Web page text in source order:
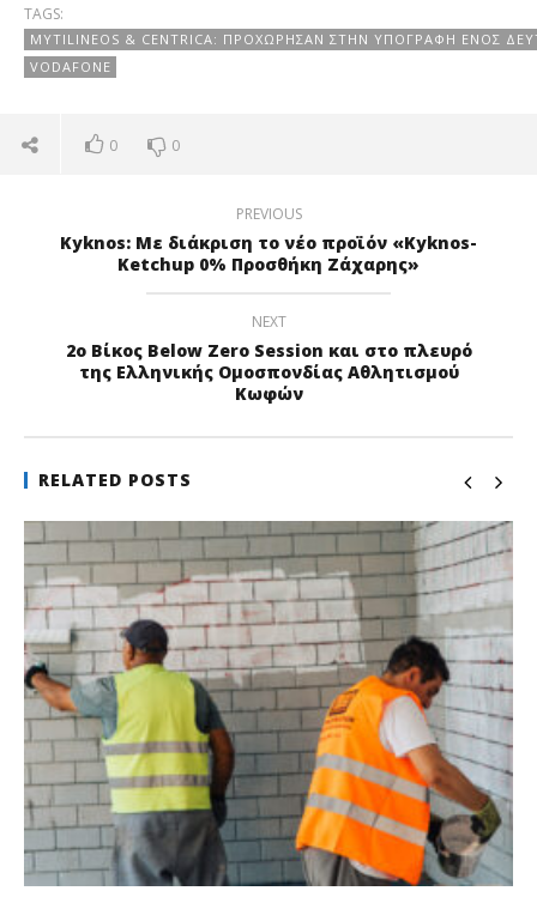
TAGS:
MYTILINEOS & CENTRICA: ΠΡΟΧΏΡΗΣΑΝ ΣΤΗΝ ΥΠΟΓΡΑΦΉ ΕΝΌΣ
VODAFONE
0 0
PREVIOUS
Kyknos: Με διάκριση το νέο προϊόν «Κyknos-
Ketchup 0% Προσθήκη Ζάχαρης»
NEXT
2o Βίκος Below Zero Session και στο πλευρό
της Ελληνικής Ομοσπονδίας Αθλητισμού
Κωφών
RELATED POSTS